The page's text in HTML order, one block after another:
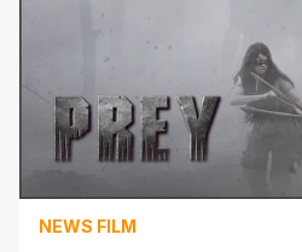
NEWS FILM